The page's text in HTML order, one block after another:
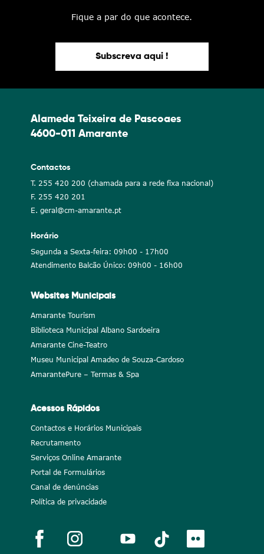
Fique a par do que acontece.
Subscreva aqui !
Alameda Teixeira de Pascoaes
4600-011 Amarante
Contactos
T. 255 420 200 (chamada para a rede fixa nacional)
F. 255 420 201
E. geral@cm-amarante.pt
Horário
Segunda a Sexta-feira: 09h00 - 17h00
Atendimento Balcão Único: 09h00 - 16h00
Websites Municipais
Amarante Tourism
Biblioteca Municipal Albano Sardoeira
Amarante Cine-Teatro
Museu Municipal Amadeo de Souza-Cardoso
AmarantePure – Termas & Spa
Acessos Rápidos
Contactos e Horários Municipais
Recrutamento
Serviços Online Amarante
Portal de Formulários
Canal de denúncias
Política de privacidade